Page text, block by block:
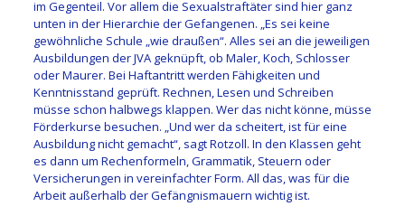
im Gegenteil. Vor allem die Sexualstraftäter sind hier ganz
unten in der Hierarchie der Gefangenen. „Es sei keine
gewöhnliche Schule „wie draußen“. Alles sei an die jeweiligen
Ausbildungen der JVA geknüpft, ob Maler, Koch, Schlosser
oder Maurer. Bei Haftantritt werden Fähigkeiten und
Kenntnisstand geprüft. Rechnen, Lesen und Schreiben
müsse schon halbwegs klappen. Wer das nicht könne, müsse
Förderkurse besuchen. „Und wer da scheitert, ist für eine
Ausbildung nicht gemacht“, sagt Rotzoll. In den Klassen geht
es dann um Rechenformeln, Grammatik, Steuern oder
Versicherungen in vereinfachter Form. All das, was für die
Arbeit außerhalb der Gefängnismauern wichtig ist.